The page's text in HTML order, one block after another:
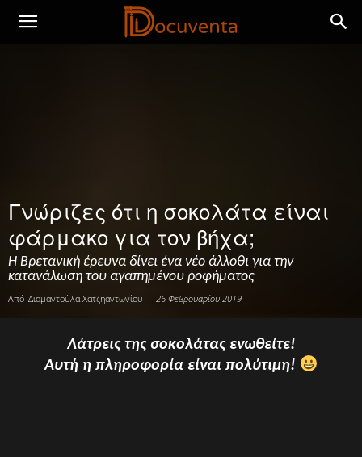
Γνώριζες ότι η σοκολάτα είναι
φάρμακο για τον βήχα;
Η Βρετανική έρευνα δίνει ένα νέο άλλοθι για την
κατανάλωση του αγαπημένου ροφήματος
Από Διαμαντούλα Χατζηαντωνίου - 26 Φεβρουαρίου 2019
Λάτρεις της σοκολάτας ενωθείτε!
Αυτή η πληροφορία είναι πολύτιμη!